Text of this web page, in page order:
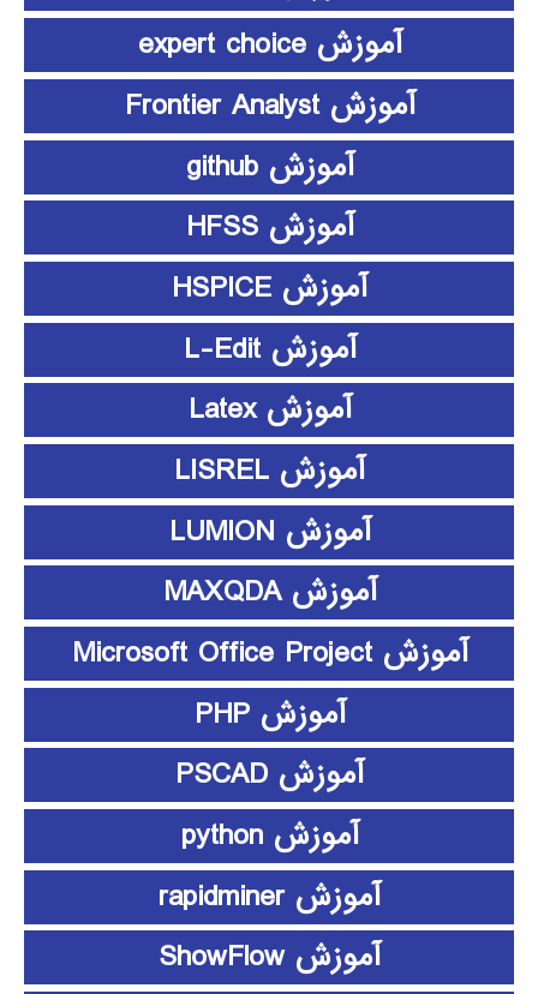
آموزش expert choice
آموزش Frontier Analyst
آموزش github
آموزش HFSS
آموزش HSPICE
آموزش L-Edit
آموزش Latex
آموزش LISREL
آموزش LUMION
آموزش MAXQDA
آموزش Microsoft Office Project
آموزش PHP
آموزش PSCAD
آموزش python
آموزش rapidminer
آموزش ShowFlow